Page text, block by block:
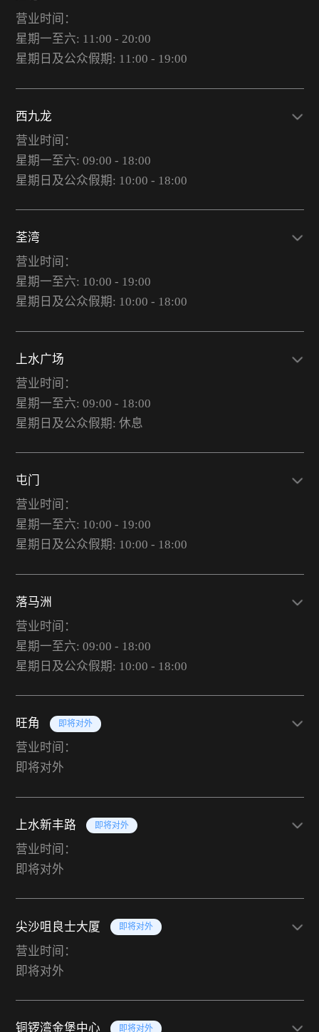
营业时间：
星期一至六: 11:00 - 20:00
星期日及公众假期: 11:00 - 19:00
西九龙
营业时间：
星期一至六: 09:00 - 18:00
星期日及公众假期: 10:00 - 18:00
荃湾
营业时间：
星期一至六: 10:00 - 19:00
星期日及公众假期: 10:00 - 18:00
上水广场
营业时间：
星期一至六: 09:00 - 18:00
星期日及公众假期: 休息
屯门
营业时间：
星期一至六: 10:00 - 19:00
星期日及公众假期: 10:00 - 18:00
落马洲
营业时间：
星期一至六: 09:00 - 18:00
星期日及公众假期: 10:00 - 18:00
旺角 即将对外
营业时间：
即将对外
上水新丰路 即将对外
营业时间：
即将对外
尖沙咀良士大厦 即将对外
营业时间：
即将对外
铜锣湾金堡中心 即将对外